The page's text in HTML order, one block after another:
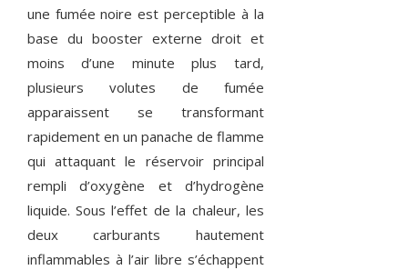
une fumée noire est perceptible à la
base du booster externe droit et
moins d’une minute plus tard,
plusieurs volutes de fumée
apparaissent se transformant
rapidement en un panache de flamme
qui attaquant le réservoir principal
rempli d’oxygène et d’hydrogène
liquide. Sous l’effet de la chaleur, les
deux carburants hautement
inflammables à l’air libre s’échappent